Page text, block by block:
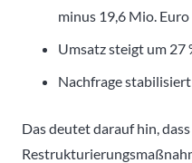
minus 19,6 Mio. Euro
Umsatz steigt um 27
Nachfrage
Das deutet darauf hin,